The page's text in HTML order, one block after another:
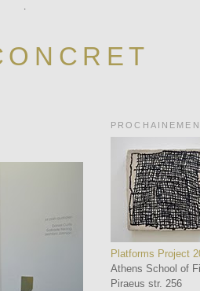
.
Platforms Project
Athens School of
Piraeus str. 256